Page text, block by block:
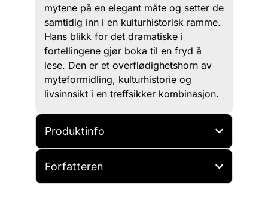
mytene på en elegant måte og setter de
samtidig inn i en kulturhistorisk ramme.
Hans blikk for det dramatiske i
fortellingene gjør boka til en fryd å
lese. Den er et overflødighetshorn av
myteformidling, kulturhistorie og
livsinnsikt i en treffsikker kombinasjon.
Produktinfo
Forfatteren